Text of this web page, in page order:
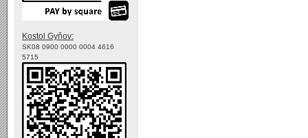
Kostol Gyňov:
SK08 0900 0000 0004 4616
5715